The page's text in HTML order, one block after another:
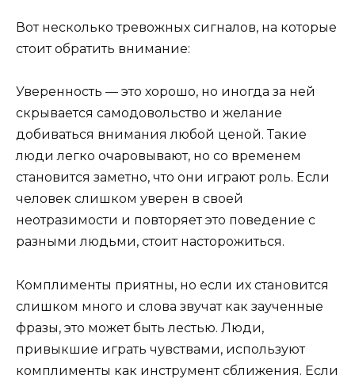
Вот несколько тревожных сигналов, на которые
стоит обратить внимание:
Уверенность — это хорошо, но иногда за ней
скрывается самодовольство и желание
добиваться внимания любой ценой. Такие
люди легко очаровывают, но со временем
становится заметно, что они играют роль. Если
человек слишком уверен в своей
неотразимости и повторяет это поведение с
разными людьми, стоит насторожиться.
Комплименты приятны, но если их становится
слишком много и слова звучат как заученные
фразы, это может быть лестью. Люди,
привыкшие играть чувствами, используют
комплименты как инструмент сближения. Если